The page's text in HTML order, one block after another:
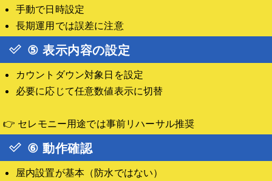
手動で日時設定
長期運用では誤差に注意
⑤ 表示内容の設定
カウントダウン対象日を設定
必要に応じて任意数値表示に切替
👉 セレモニー用途では事前リハーサル推奨
⑥ 動作確認
屋内設置が基本（防水ではない）